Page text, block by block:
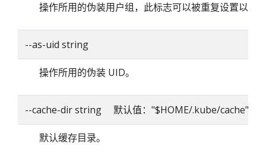
操作所用的伪装用户组，此标志可以被重复设置以指
--as-uid string
操作所用的伪装 UID。
--cache-dir string 默认值："$HOME/.kube/cache"
默认缓存目录。